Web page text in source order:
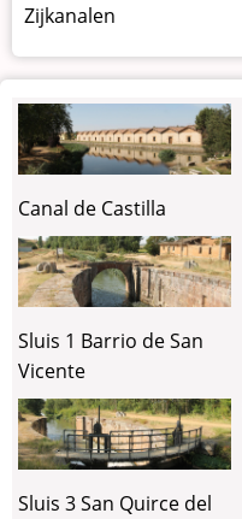
Zijkanalen
Canal de Castilla
Sluis 1 Barrio de San
Vicente
Sluis 3 San Quirce del